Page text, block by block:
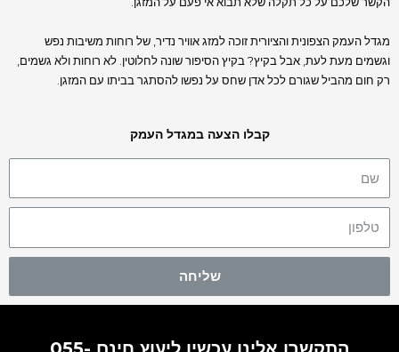
מגדל העמק הצפונית והציורית זוכה למזג אוויר נדיר, של רוחות משיבות נפש
וגשמים מעת לעת, אבל בקיץ? בקיץ הסיפור שונה לחלוטין. לא רוחות ולא גשמים,
רק חום מהביל שגורם לכל אדן שחס על נפשו להסתגר בביתו עם המזגן.
קבלו הצעה במגדל העמק
שליחה